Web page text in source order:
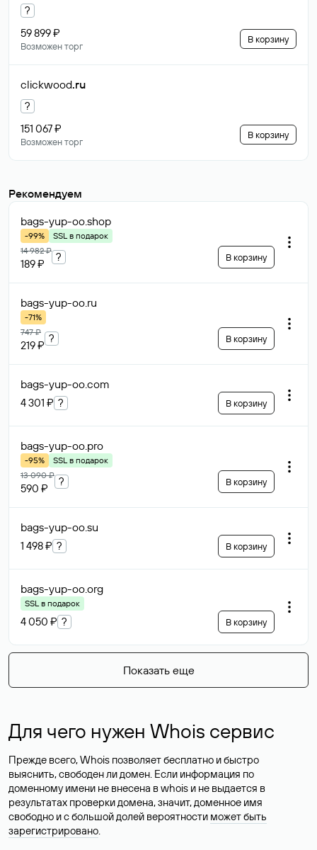
?
59 899 ₽
Возможен торг
В корзину
clickwood.ru
?
151 067 ₽
Возможен торг
В корзину
Рекомендуем
bags-yup-oo.shop
-99%
SSL в подарок
14 982 ₽
189 ₽
? В корзину
bags-yup-oo.ru
-71%
747 ₽
219 ₽
? В корзину
bags-yup-oo.com
4 301 ₽ ? В корзину
bags-yup-oo.pro
-95%
SSL в подарок
13 090 ₽
590 ₽
? В корзину
bags-yup-oo.su
1 498 ₽ ? В корзину
bags-yup-oo.org
SSL в подарок
4 050 ₽ ? В корзину
Показать еще
Для чего нужен Whois сервис
Прежде всего, Whois позволяет бесплатно и быстро
выяснить, свободен ли домен. Если информация по
доменному имени не внесена в whois и не выдается в
результатах проверки домена, значит, доменное имя
свободно и с большой долей вероятности может быть
зарегистрировано.